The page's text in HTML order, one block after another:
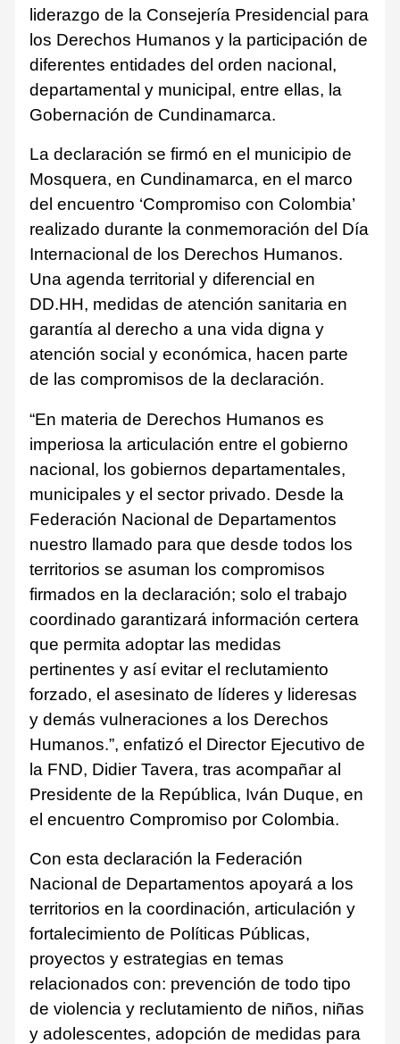
liderazgo de la Consejería Presidencial para
los Derechos Humanos y la participación de
diferentes entidades del orden nacional,
departamental y municipal, entre ellas, la
Gobernación de Cundinamarca.
La declaración se firmó en el municipio de
Mosquera, en Cundinamarca, en el marco
del encuentro ‘Compromiso con Colombia’
realizado durante la conmemoración del Día
Internacional de los Derechos Humanos.
Una agenda territorial y diferencial en
DD.HH, medidas de atención sanitaria en
garantía al derecho a una vida digna y
atención social y económica, hacen parte
de las compromisos de la declaración.
“En materia de Derechos Humanos es
imperiosa la articulación entre el gobierno
nacional, los gobiernos departamentales,
municipales y el sector privado. Desde la
Federación Nacional de Departamentos
nuestro llamado para que desde todos los
territorios se asuman los compromisos
firmados en la declaración; solo el trabajo
coordinado garantizará información certera
que permita adoptar las medidas
pertinentes y así evitar el reclutamiento
forzado, el asesinato de líderes y lideresas
y demás vulneraciones a los Derechos
Humanos.”, enfatizó el Director Ejecutivo de
la FND, Didier Tavera, tras acompañar al
Presidente de la República, Iván Duque, en
el encuentro Compromiso por Colombia.
Con esta declaración la Federación
Nacional de Departamentos apoyará a los
territorios en la coordinación, articulación y
fortalecimiento de Políticas Públicas,
proyectos y estrategias en temas
relacionados con: prevención de todo tipo
de violencia y reclutamiento de niños, niñas
y adolescentes, adopción de medidas para